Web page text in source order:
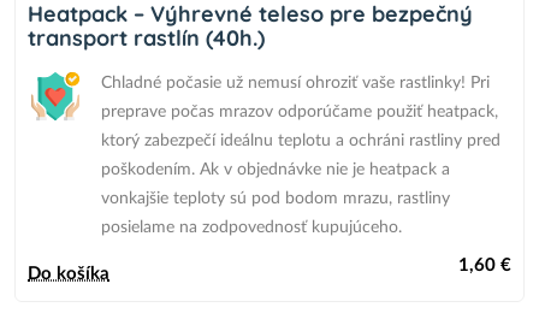
Heatpack – Výhrevné teleso pre bezpečný
transport rastlín (40h.)
Chladné počasie už nemusí ohroziť vaše rastlinky! Pri
preprave počas mrazov odporúčame použiť heatpack,
ktorý zabezpečí ideálnu teplotu a ochráni rastliny pred
poškodením. Ak v objednávke nie je heatpack a
vonkajšie teploty sú pod bodom mrazu, rastliny
posielame na zodpovednosť kupujúceho.
Do košíka 1,60 €